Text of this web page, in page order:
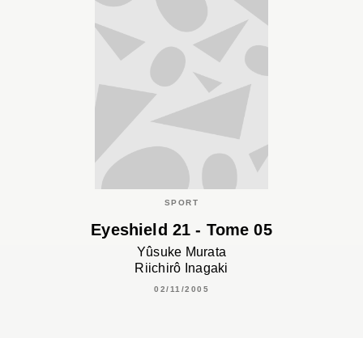
SPORT
Eyeshield 21 - Tome 05
Yûsuke Murata
Riichirô Inagaki
02/11/2005